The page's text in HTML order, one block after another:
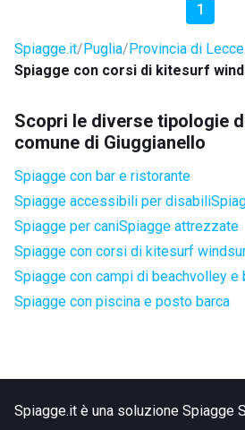
1
Spiagge.it Puglia Provincia di Lecce
Spiagge con corsi di kitesurf
Scopri le diverse tipologie
comune di Giuggianello
Spiagge con bar e ristorante
Spiagge accessibili per disabili
Spiagge per caniSpiagge attrezzate
Spiagge con corsi di kitesurf
Spiagge con campi di beachvolley e
Spiagge con piscina e posto barca
Spiagge.it è una soluzione Spiagge